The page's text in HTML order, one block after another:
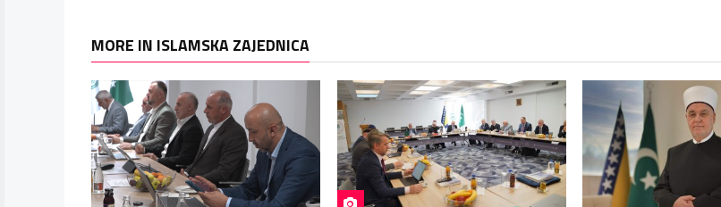
MORE IN ISLAMSKA ZAJEDNICA